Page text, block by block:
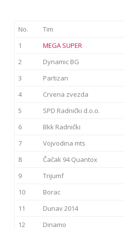
No. Tim
1
MEGA SUPER
2
Dynamic BG
3
Partizan
4
Crvena zvezda
5
SPD Radnički d.o.o.
6
Bkk Radnički
7
Vojvodina mts
8
Čačak 94 Quantox
9
Trijumf
10
Borac
11
Dunav 2014
12
Dinamo